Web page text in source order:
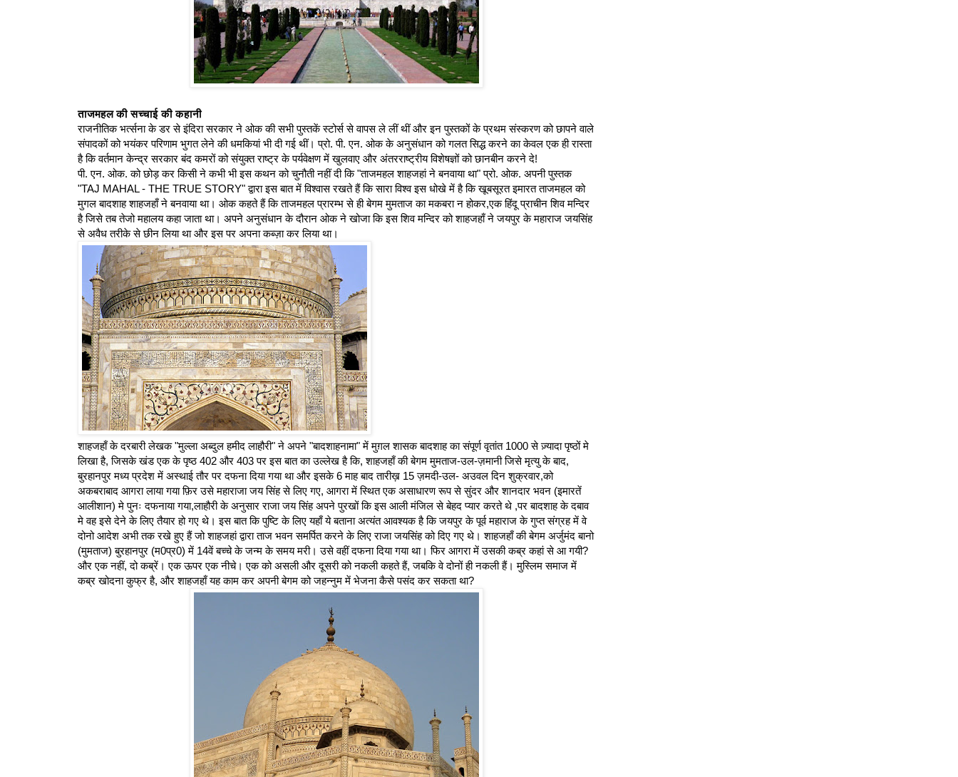
ताजमहल की सच्चाई की कहानी
राजनीतिक भर्त्सना के डर से इंदिरा सरकार ने ओक की सभी पुस्तकें स्टोर्स से वापस ले लीं थीं और इन पुस्तकों के प्रथम संस्करण को छापने वाले
संपादकों को भयंकर परिणाम भुगत लेने की धमकियां भी दी गई थीं। प्रो. पी. एन. ओक के अनुसंधान को गलत सिद्ध करने का केवल एक ही रास्ता
है कि वर्तमान केन्द्र सरकार बंद कमरों को संयुक्त राष्ट्र के पर्यवेक्षण में खुलवाए और अंतरराष्ट्रीय विशेषज्ञों को छानबीन करने दे!
पी. एन. ओक. को छोड़ कर किसी ने कभी भी इस कथन को चुनौती नहीं दी कि "ताजमहल शाहजहां ने बनवाया था" प्रो. ओक. अपनी पुस्तक
"TAJ MAHAL - THE TRUE STORY" द्वारा इस बात में विश्वास रखते हैं कि सारा विश्व इस धोखे में है कि खूबसूरत इमारत ताजमहल को
मुगल बादशाह शाहजहाँ ने बनवाया था। ओक कहते हैं कि ताजमहल प्रारम्भ से ही बेगम मुमताज का मकबरा न होकर,एक हिंदू प्राचीन शिव मन्दिर
है जिसे तब तेजो महालय कहा जाता था। अपने अनुसंधान के दौरान ओक ने खोजा कि इस शिव मन्दिर को शाहजहाँ ने जयपुर के महाराज जयसिंह
से अवैध तरीके से छीन लिया था और इस पर अपना कब्ज़ा कर लिया था।
शाहजहाँ के दरबारी लेखक "मुल्ला अब्दुल हमीद लाहौरी" ने अपने "बादशाहनामा" में मुग़ल शासक बादशाह का संपूर्ण वृतांत 1000 से ज़्यादा पृष्ठों मे
लिखा है, जिसके खंड एक के पृष्ठ 402 और 403 पर इस बात का उल्लेख है कि, शाहजहाँ की बेगम मुमताज-उल-ज़मानी जिसे मृत्यु के बाद,
बुरहानपुर मध्य प्रदेश में अस्थाई तौर पर दफना दिया गया था और इसके 6 माह बाद तारीख़ 15 ज़मदी-उल- अउवल दिन शुक्रवार,को
अकबराबाद आगरा लाया गया फ़िर उसे महाराजा जय सिंह से लिए गए, आगरा में स्थित एक असाधारण रूप से सुंदर और शानदार भवन (इमारतें
आलीशान) मे पुनः दफनाया गया,लाहौरी के अनुसार राजा जय सिंह अपने पुरखों कि इस आली मंजिल से बेहद प्यार करते थे ,पर बादशाह के दबाव
मे वह इसे देने के लिए तैयार हो गए थे। इस बात कि पुष्टि के लिए यहाँ ये बताना अत्यंत आवश्यक है कि जयपुर के पूर्व महाराज के गुप्त संग्रह में वे
दोनो आदेश अभी तक रखे हुए हैं जो शाहजहां द्वारा ताज भवन समर्पित करने के लिए राजा जयसिंह को दिए गए थे। शाहजहाँ की बेगम अर्जुमंद बानो
(मुमताज) बुरहानपुर (म0प्र0) में 14वें बच्चे के जन्म के समय मरी। उसे वहीं दफना दिया गया था। फिर आगरा में उसकी कब्र कहां से आ गयी?
और एक नहीं, दो कब्रें। एक ऊपर एक नीचे। एक को असली और दूसरी को नकली कहते हैं, जबकि वे दोनों ही नकली हैं। मुस्लिम समाज में
कब्र खोदना कुफ्र है, और शाहजहाँ यह काम कर अपनी बेगम को जहन्नुम में भेजना कैसे पसंद कर सकता था?